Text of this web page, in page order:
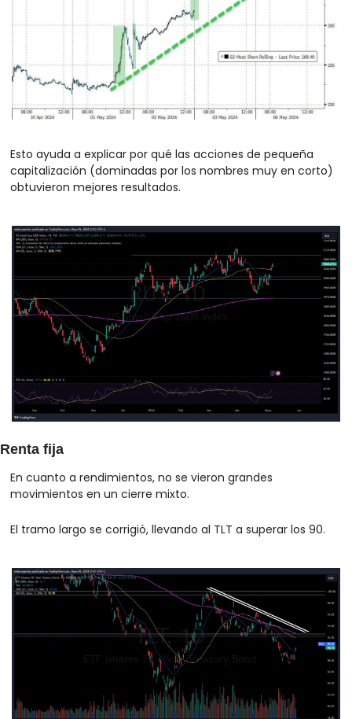
Esto ayuda a explicar por qué las acciones de pequeña
capitalización (dominadas por los nombres muy en corto)
obtuvieron mejores resultados.
Renta fija
En cuanto a rendimientos, no se vieron grandes
movimientos en un cierre mixto.
El tramo largo se corrigió, llevando al TLT a superar los 90.